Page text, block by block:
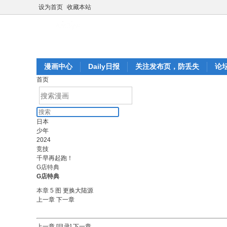
设为首页 收藏本站
漫画中心 Daily日报 关注发布页，防丢失 论
首页
日本
少年
2024
竞技
千早再起跑！
G店特典
G店特典
本章 5 图 更换大陆源
上一章 下一章